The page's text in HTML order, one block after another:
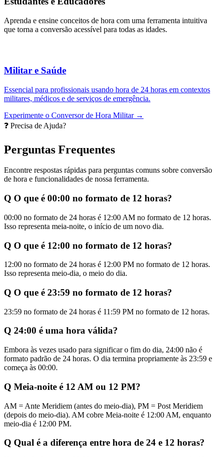
Aprenda e ensine conceitos de hora com uma ferramenta intuitiva
que torna a conversão acessível para todas as idades.
Militar e Saúde
Essencial para profissionais usando hora de 24 horas em contextos
militares, médicos e de serviços de emergência.
Experimente o Conversor de Hora Militar →
❓ Precisa de Ajuda?
Perguntas Frequentes
Encontre respostas rápidas para perguntas comuns sobre conversão
de hora e funcionalidades de nossa ferramenta.
Q O que é 00:00 no formato de 12 horas?
00:00 no formato de 24 horas é 12:00 AM no formato de 12 horas.
Isso representa meia-noite, o início de um novo dia.
Q O que é 12:00 no formato de 12 horas?
12:00 no formato de 24 horas é 12:00 PM no formato de 12 horas.
Isso representa meio-dia, o meio do dia.
Q O que é 23:59 no formato de 12 horas?
23:59 no formato de 24 horas é 11:59 PM no formato de 12 horas.
Q 24:00 é uma hora válida?
Embora às vezes usado para significar o fim do dia, 24:00 não é
formato padrão de 24 horas. O dia termina propriamente às 23:59 e
começa às 00:00.
Q Meia-noite é 12 AM ou 12 PM?
AM = Ante Meridiem (antes do meio-dia), PM = Post Meridiem
(depois do meio-dia). AM cobre Meia-noite é 12:00 AM, enquanto
meio-dia é 12:00 PM.
Q Qual é a diferença entre hora de 24 e 12 horas?